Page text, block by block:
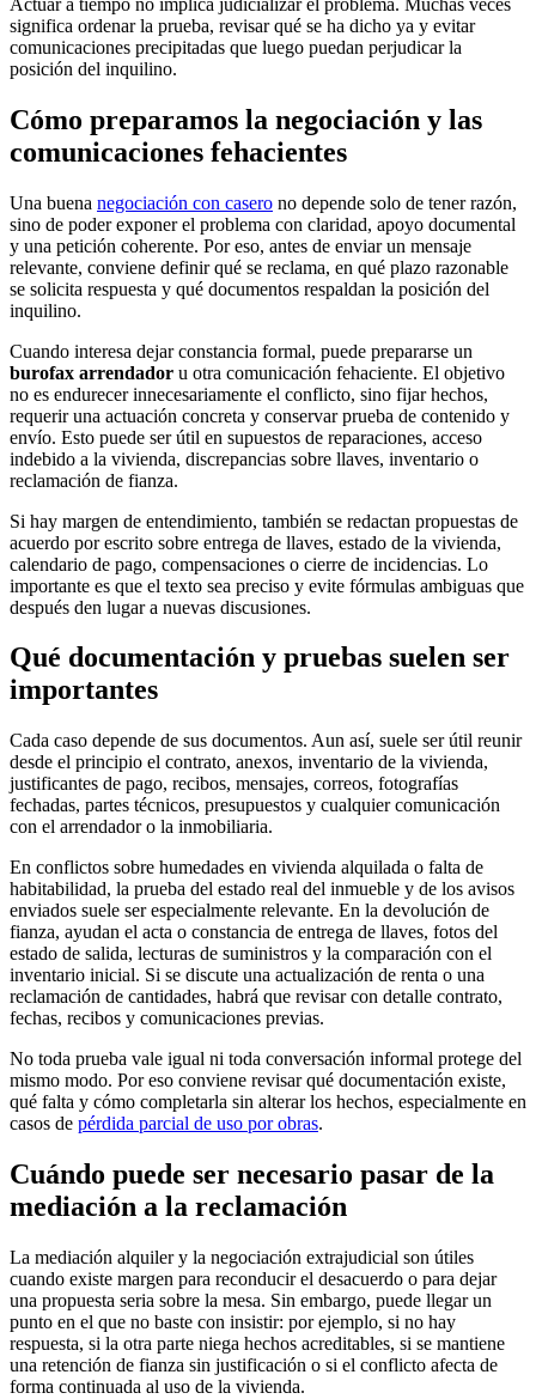
significa ordenar la prueba, revisar qué se ha dicho ya y evitar
comunicaciones precipitadas que luego puedan perjudicar la
posición del inquilino.
Cómo preparamos la negociación y las
comunicaciones fehacientes
Una buena negociación con casero no depende solo de tener razón,
sino de poder exponer el problema con claridad, apoyo documental
y una petición coherente. Por eso, antes de enviar un mensaje
relevante, conviene definir qué se reclama, en qué plazo razonable
se solicita respuesta y qué documentos respaldan la posición del
inquilino.
Cuando interesa dejar constancia formal, puede prepararse un
burofax arrendador u otra comunicación fehaciente. El objetivo
no es endurecer innecesariamente el conflicto, sino fijar hechos,
requerir una actuación concreta y conservar prueba de contenido y
envío. Esto puede ser útil en supuestos de reparaciones, acceso
indebido a la vivienda, discrepancias sobre llaves, inventario o
reclamación de fianza.
Si hay margen de entendimiento, también se redactan propuestas de
acuerdo por escrito sobre entrega de llaves, estado de la vivienda,
calendario de pago, compensaciones o cierre de incidencias. Lo
importante es que el texto sea preciso y evite fórmulas ambiguas que
después den lugar a nuevas discusiones.
Qué documentación y pruebas suelen ser
importantes
Cada caso depende de sus documentos. Aun así, suele ser útil reunir
desde el principio el contrato, anexos, inventario de la vivienda,
justificantes de pago, recibos, mensajes, correos, fotografías
fechadas, partes técnicos, presupuestos y cualquier comunicación
con el arrendador o la inmobiliaria.
En conflictos sobre humedades en vivienda alquilada o falta de
habitabilidad, la prueba del estado real del inmueble y de los avisos
enviados suele ser especialmente relevante. En la devolución de
fianza, ayudan el acta o constancia de entrega de llaves, fotos del
estado de salida, lecturas de suministros y la comparación con el
inventario inicial. Si se discute una actualización de renta o una
reclamación de cantidades, habrá que revisar con detalle contrato,
fechas, recibos y comunicaciones previas.
No toda prueba vale igual ni toda conversación informal protege del
mismo modo. Por eso conviene revisar qué documentación existe,
qué falta y cómo completarla sin alterar los hechos, especialmente en
casos de pérdida parcial de uso por obras.
Cuándo puede ser necesario pasar de la
mediación a la reclamación
La mediación alquiler y la negociación extrajudicial son útiles
cuando existe margen para reconducir el desacuerdo o para dejar
una propuesta seria sobre la mesa. Sin embargo, puede llegar un
punto en el que no baste con insistir: por ejemplo, si no hay
respuesta, si la otra parte niega hechos acreditables, si se mantiene
una retención de fianza sin justificación o si el conflicto afecta de
forma continuada al uso de la vivienda.